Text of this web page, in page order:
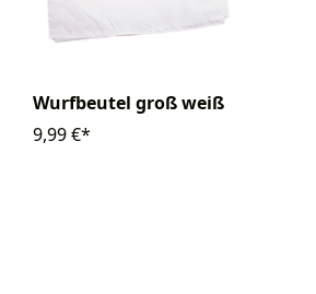
Wurfbeutel groß weiß
9,99 €*